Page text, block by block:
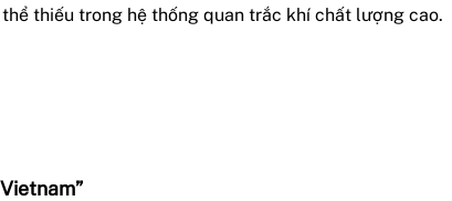
thiếu trong hệ thống quan trắc khí chất lượng cao.